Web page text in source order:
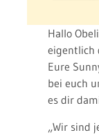
Hallo
eigentlich
Eure
bei euch
es dir
„Wir sind